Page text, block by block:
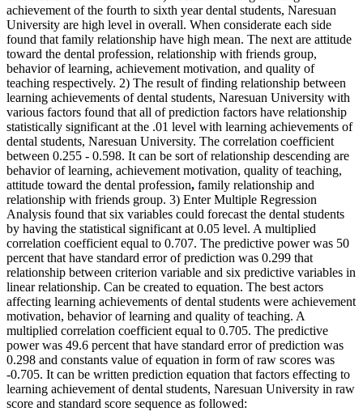
achievement of the fourth to sixth year dental students, Naresuan
University are high level in overall. When considerate each side
found that family relationship have high mean. The next are attitude
toward the dental profession, relationship with friends group,
behavior of learning, achievement motivation, and quality of
teaching respectively. 2) The result of finding relationship between
learning achievements of dental students, Naresuan University with
various factors found that all of prediction factors have relationship
statistically significant at the .01 level with learning achievements of
dental students, Naresuan University. The correlation coefficient
between 0.255 - 0.598. It can be sort of relationship descending are
behavior of learning, achievement motivation, quality of teaching,
attitude toward the dental profession, family relationship and
relationship with friends group. 3) Enter Multiple Regression
Analysis found that six variables could forecast the dental students
by having the statistical significant at 0.05 level. A multiplied
correlation coefficient equal to 0.707. The predictive power was 50
percent that have standard error of prediction was 0.299 that
relationship between criterion variable and six predictive variables in
linear relationship. Can be created to equation. The best actors
affecting learning achievements of dental students were achievement
motivation, behavior of learning and quality of teaching. A
multiplied correlation coefficient equal to 0.705. The predictive
power was 49.6 percent that have standard error of prediction was
0.298 and constants value of equation in form of raw scores was
-0.705. It can be written prediction equation that factors effecting to
learning achievement of dental students, Naresuan University in raw
score and standard score sequence as followed: